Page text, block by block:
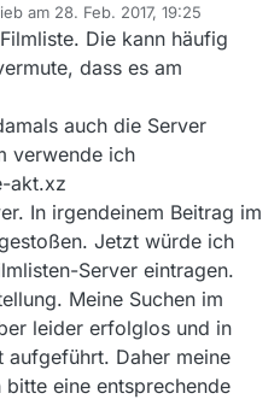
am 28. Feb. 2017, 19:25
editiert von
Die kann häufig
dass es am
auch die Server
verwende ich
akt.xz
In irgendeinem Beitrag im
Jetzt würde ich
Server eintragen.
Meine Suchen im
leider erfolglos und in
aufgeführt. Daher meine
eine entsprechende